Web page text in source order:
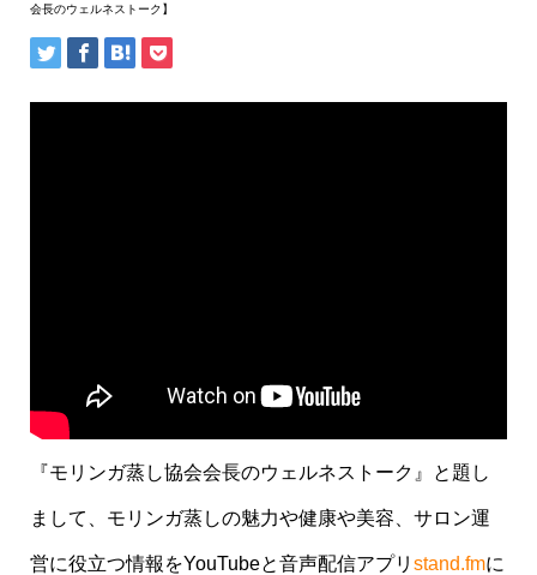
会長のウェルネストーク】
『モリンガ蒸し協会会長のウェルネストーク』と題し
まして、モリンガ蒸しの魅力や健康や美容、サロン運
営に役立つ情報をYouTubeと音声配信アプリ stand.fmに